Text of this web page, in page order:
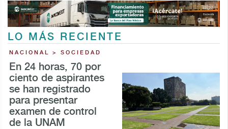
LO MÁS RECIENTE
NACIONAL > SOCIEDAD
En 24 horas, 70 por
ciento de aspirantes
se han registrado
para presentar
examen de control
de la UNAM